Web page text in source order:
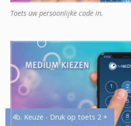
Toets uw persoonlijke code in.
4b. Keuze - Druk op toets 2 +